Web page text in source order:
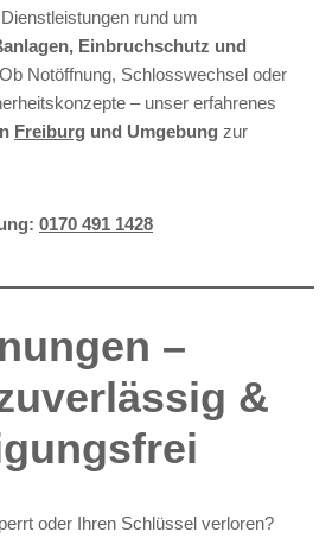
rund um
Einbruchschutz und
Notöffnung, Schlosswechsel oder
– unser erfahrenes
Freiburg und Umgebung zur
0170 491 1428
–
&
oder Ihren Schlüssel verloren?